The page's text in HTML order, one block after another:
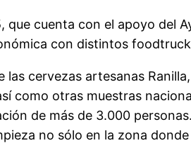
cuenta con el apoyo del
con distintos
cervezas artesanas
como otras muestras
de más de 3.000
no sólo en la zona